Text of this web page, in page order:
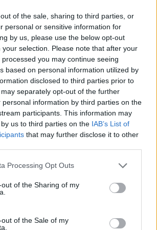
of the sale, sharing to third parties, or
personal or sensitive information for
by us, please use the below opt-out
selection. Please note that after your
you may continue seeing
based on personal information utilized by
disclosed to third parties prior to
separately opt-out of the further
personal information by third parties on the
participants. This information may
us to third parties on the IAB’s List of
that may further disclose it to other
website/app uses one or more Google
visit or usage behaviour. You may click to
to Google and its third-party tags to
specified purposes in below Google
Processing Opt Outs
of the Sharing of my
of the Sale of my
QUI
LA POLITICA DEL
QUI
Douglas verso la
lavoratori in ginocchio.
è davvero crisi?
e flamenco
Successiva
Animalisti contro